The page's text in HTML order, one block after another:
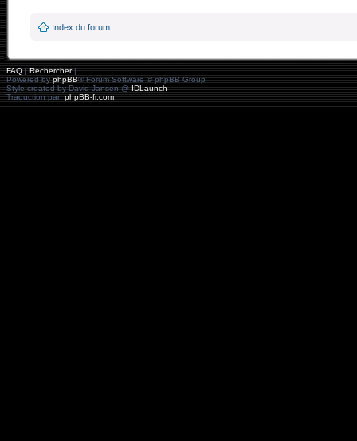
Index du forum
FAQ|Rechercher|
Powered byphpBB® Forum Software © phpBB Group
Style created by David Jansen @IDLaunch
Traduction par:phpBB-fr.com